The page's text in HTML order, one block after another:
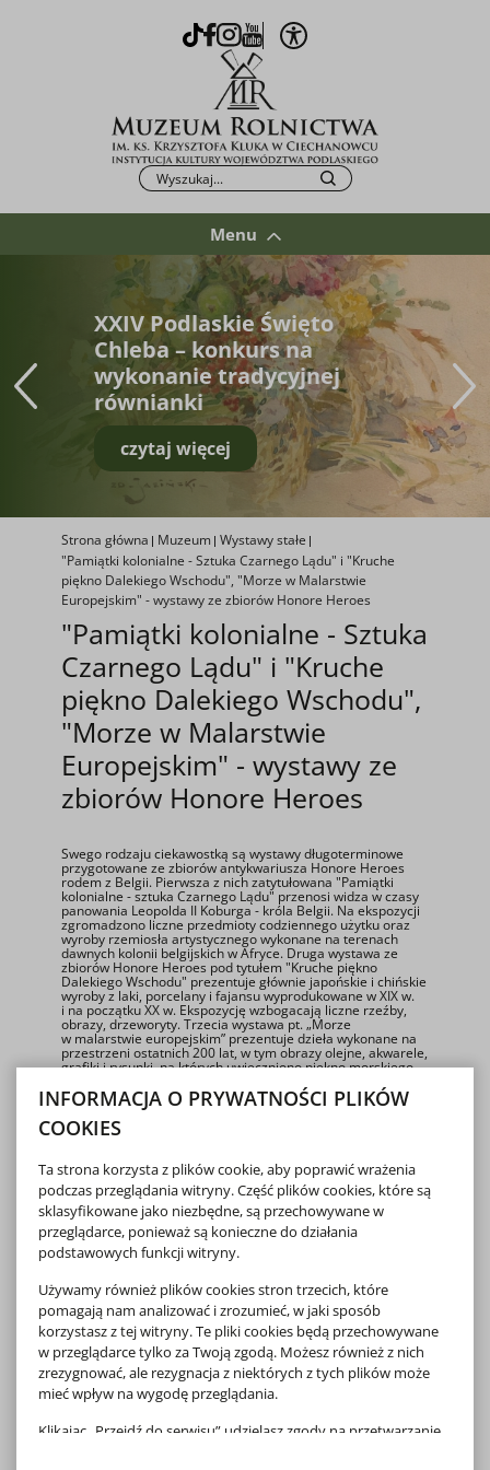
TikTok
Facebook
Instagram
YoutubeOtwórz opcje WCAG
Po kliknięciu przycisku fraza zostanie
Szukaj
Menu
XXIV Podlaskie Święto
Chleba – konkurs na
wykonanie tradycyjnej
równianki
czytaj więcej
Strona główna Muzeum Wystawy stałe
"Pamiątki kolonialne - Sztuka Czarnego Lądu" i "Kruche
piękno Dalekiego Wschodu", "Morze w Malarstwie
Europejskim" - wystawy ze zbiorów Honore Heroes
"Pamiątki kolonialne - Sztuka
Czarnego Lądu" i "Kruche
piękno Dalekiego Wschodu",
"Morze w Malarstwie
Europejskim" - wystawy ze
zbiorów Honore Heroes
Swego rodzaju ciekawostką są wystawy długoterminowe
przygotowane ze zbiorów antykwariusza Honore Heroes
rodem z Belgii. Pierwsza z nich zatytułowana "Pamiątki
kolonialne - sztuka Czarnego Lądu" przenosi widza w czasy
panowania Leopolda II Koburga - króla Belgii. Na ekspozycji
zgromadzono liczne przedmioty codziennego użytku oraz
wyroby rzemiosła artystycznego wykonane na terenach
dawnych kolonii belgijskich w Afryce. Druga wystawa ze
zbiorów Honore Heroes pod tytułem "Kruche piękno
Dalekiego Wschodu" prezentuje głównie japońskie i chińskie
wyroby z laki, porcelany i fajansu wyprodukowane w XIX w.
i na początku XX w. Ekspozycję wzbogacają liczne rzeźby,
obrazy, drzeworyty. Trzecia wystawa pt. „Morze
w malarstwie europejskim” prezentuje dzieła wykonane na
przestrzeni ostatnich 200 lat, w tym obrazy olejne, akwarele,
grafiki i rysunki, na których uwieczniono piękno morskiego
akcesoria okrętowe: lunety, kompasy, kufry podróżne,
bulaje, dzwon okrętowy, lampa naftowa, klepsydra oraz
dekoracyjne wyroby z porcelany i fajansu ozdobione
motywami marynistycznymi.
Galeria
INFORMACJA O PRYWATNOŚCI PLIKÓW
COOKIES
Ta strona korzysta z plików cookie, aby poprawić wrażenia
podczas przeglądania witryny. Część plików cookies, które są
sklasyfikowane jako niezbędne, są przechowywane w
przeglądarce, ponieważ są konieczne do działania
podstawowych funkcji witryny.
Używamy również plików cookies stron trzecich, które
pomagają nam analizować i zrozumieć, w jaki sposób
korzystasz z tej witryny. Te pliki cookies będą przechowywane
w przeglądarce tylko za Twoją zgodą. Możesz również z nich
zrezygnować, ale rezygnacja z niektórych z tych plików może
mieć wpływ na wygodę przeglądania.
Klikając „Przejdź do serwisu” udzielasz zgody na przetwarzanie